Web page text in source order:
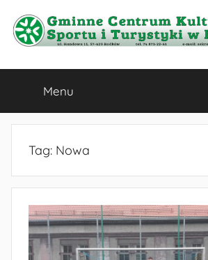
treści
Gminne
Centrum
Kultury,
Sportu
Turystyki
Menu
Tag: Nowa